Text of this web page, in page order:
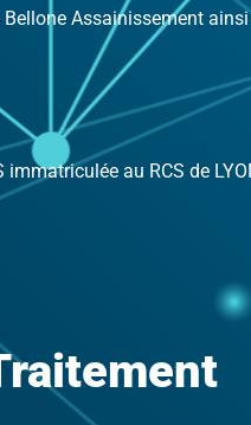
Assainissement
au RCS de